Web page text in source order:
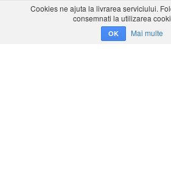
Cookies ne ajuta la livrarea serviciului.
consemnati la utilizarea
OK Mai multe